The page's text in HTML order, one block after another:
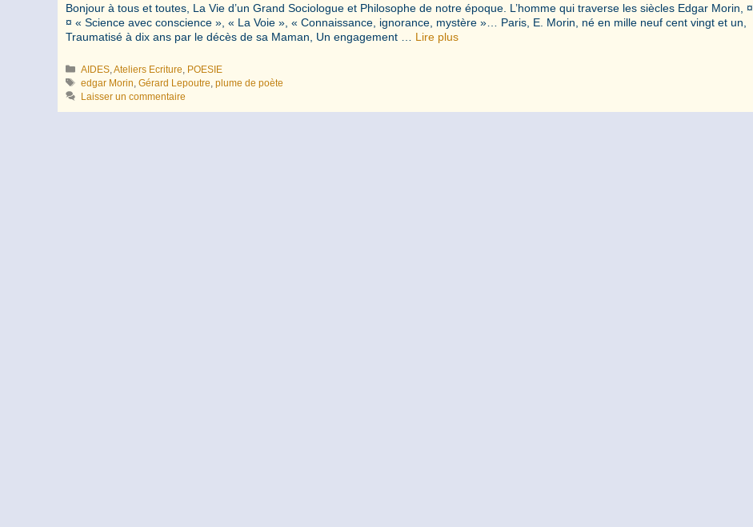
Bonjour à tous et toutes, La Vie d’un Grand Sociologue et Philosophe de notre époque. L’homme qui traverse les siècles Edgar Morin, ¤
¤ « Science avec conscience », « La Voie », « Connaissance, ignorance, mystère »… Paris, E. Morin, né en mille neuf cent vingt et un,
Traumatisé à dix ans par le décès de sa Maman, Un engagement … Lire plus
Catégories
AIDES ,Ateliers Ecriture POESIE
Étiquettes
edgar Morin ,Gérard Lepoutre ,plume de poète
Laisser un commentaire